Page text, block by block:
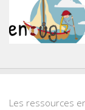
Les ressources